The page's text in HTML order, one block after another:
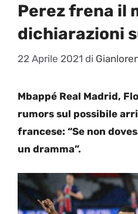
Perez frena il
dichiarazioni
22 Aprile 2021 di
Mbappé Real Madrid,
rumors sul possibile
francese: “Se non
un dramma”.